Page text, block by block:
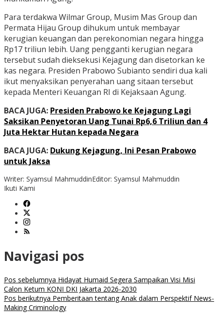
Para terdakwa Wilmar Group, Musim Mas Group dan
Permata Hijau Group dihukum untuk membayar
kerugian keuangan dan perekonomian negara hingga
Rp17 triliun lebih. Uang pengganti kerugian negara
tersebut sudah dieksekusi Kejagung dan disetorkan ke
kas negara. Presiden Prabowo Subianto sendiri dua kali
ikut menyaksikan penyerahan uang sitaan tersebut
kepada Menteri Keuangan RI di Kejaksaan Agung.
BACA JUGA: Presiden Prabowo ke Kejagung Lagi
Saksikan Penyetoran Uang Tunai Rp6,6 Triliun dan 4
Juta Hektar Hutan kepada Negara
BACA JUGA: Dukung Kejagung, Ini Pesan Prabowo
untuk Jaksa
Writer: Syamsul MahmuddinEditor: Syamsul Mahmuddin
Ikuti Kami
Navigasi pos
Pos sebelumnya Hidayat Humaid Segera Sampaikan Visi Misi
Calon Ketum KONI DKI Jakarta 2026-2030
Pos berikutnya Pemberitaan tentang Anak dalam Perspektif News-
Making Criminology